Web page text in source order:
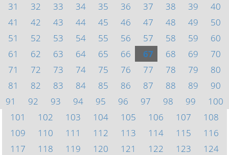
31
32 33 34 35 36 37 38 39
40
41
42 43 44 45 46 47 48 49
50
51
52 53 54 55 56 57 58 59
60
61
62 63 64 65 66 67 68 69
70
71
72 73 74 75 76 77 78 79
80
81
82 83 84 85 86 87 88 89
90
91
92 93 94 95 96 97 98 99
100
101
102 103 104 105 106 107
108
109
110 111 112 113 114 115
116
117
118 119 120 121 122 123
124